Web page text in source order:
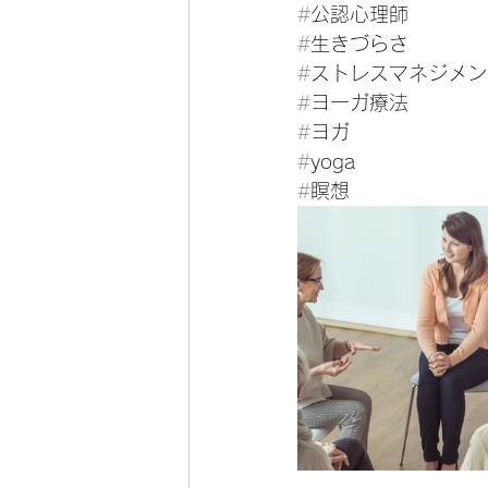
#公認心理師
#生きづらさ
#ストレスマネジメ
#ヨーガ療法
#ヨガ
#yoga
#瞑想